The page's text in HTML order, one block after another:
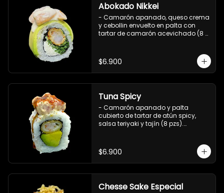
Abokado Nikkei
- Camarón apanado, queso crema
y cebollin envuelto en palta con
tartar de camarón acevichado (8
$6.900
Tuna Spicy
- Camarón apanado y palta
cubierto de tartar de atún spicy,
salsa teriyaki y tajín (8 pzs).
$6.900
Chesse Sake Especial